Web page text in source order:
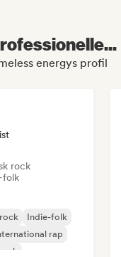
energys profil
rock
folk
Indie-folk
rap